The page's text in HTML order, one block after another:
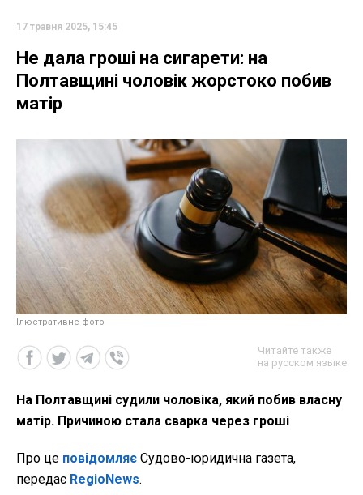
17 травня 2025, 15:45
Не дала гроші на сигарети: на
Полтавщині чоловік жорстоко побив
матір
Ілюстративне фото
Читайте также
на русском языке
На Полтавщині судили чоловіка, який побив власну
матір. Причиною стала сварка через гроші
Про це повідомляє Судово-юридична газета,
передає RegioNews.